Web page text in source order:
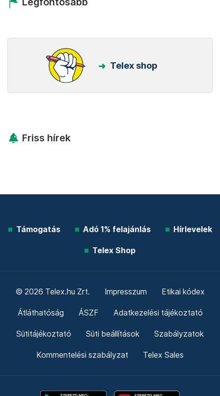
Telex shop
Friss hírek
Támogatás Adó 1% felajánlás Hírlevelek
Telex Shop
© 2026 Telex.hu Zrt. Impresszum Etikai kódex
Átláthatóság ÁSZF Adatkezelési tájékoztató
Sütitájékoztató Süti beállítások Szabályzatok
Kommentelési szabályzat Telex Sales